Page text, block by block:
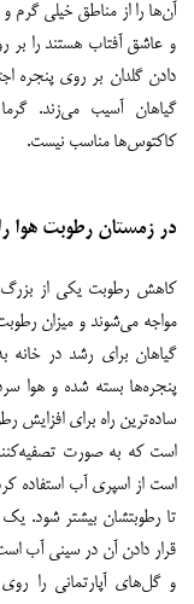
آن‌ها را از مناطق خیلی گرم و
و عاشق آفتاب هستند را بر
دادن گلدان بر روی پنجره
گیاهان آسیب می‌زند.
کاکتوس‌ها مناسب نیست.
در زمستان رطوبت هوا
کاهش رطوبت یکی از
پنجره‌ها بسته شده و هوا
ساده‌ترین راه برای افزایش
است که به صورت
است از اسپری آب استفاده
تا رطوبتشان بیشتر شود.
قرار دادن آن در سینی آب
و گل‌های آپارتمانی را